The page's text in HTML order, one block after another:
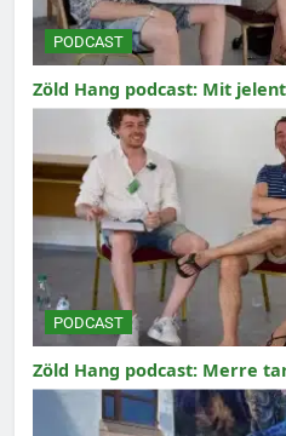
PODCAST
Zöld Hang podcast: Mit
PODCAST
Zöld Hang podcast: Merre